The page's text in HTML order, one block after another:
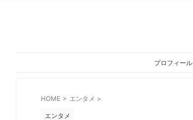
プロフィール
HOME > エンタメ >
エンタメ